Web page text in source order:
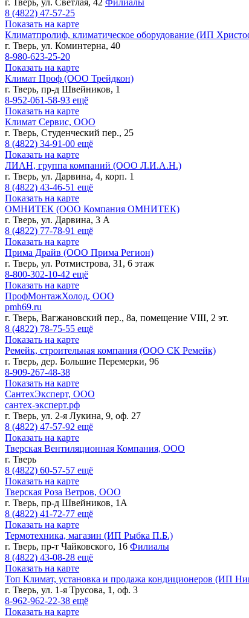
8 (4822) 47-57-25
Показать на карте
Климатпролиф, климатическое оборудование (ИП
г. Тверь, ул. Коминтерна, 40
8-980-623-25-20
Показать на карте
Климат Проф (ООО Трейдкон)
г. Тверь, пр-д Швейников, 1
8-952-061-58-93 ещё
Показать на карте
Климат Сервис, ООО
г. Тверь, Студенческий пер., 25
8 (4822) 34-91-00 ещё
Показать на карте
ЛИАН, группа компаний (ООО Л.И.А.Н.)
г. Тверь, ул. Дарвина, 4, корп. 1
8 (4822) 43-46-51 ещё
Показать на карте
ОМНИТЕК (ООО Компания ОМНИТЕК)
г. Тверь, ул. Дарвина, 3 А
8 (4822) 77-78-91 ещё
Показать на карте
Прима Драйв (ООО Прима Регион)
г. Тверь, ул. Ротмистрова, 31, 6 этаж
8-800-302-10-42 ещё
Показать на карте
ПрофМонтажХолод, ООО
pmh69.ru
г. Тверь, Вагжановский пер., 8а, помещение VIII, 2 эт.
8 (4822) 78-75-55 ещё
Показать на карте
Ремейк, строительная компания (ООО СК Ремейк)
г. Тверь, дер. Большие Перемерки, 96
8-909-267-48-38
Показать на карте
СантехЭксперт, ООО
сантех-эксперт.рф
г. Тверь, ул. 2-я Лукина, 9, оф. 27
8 (4822) 47-57-92 ещё
Показать на карте
Тверская Вентиляционная Компания, ООО
г. Тверь
8 (4822) 60-57-57 ещё
Показать на карте
Тверская Роза Ветров, ООО
г. Тверь, пр-д Швейников, 1А
8 (4822) 41-72-77 ещё
Показать на карте
Термотехника, магазин (ИП Рыбка П.Б.)
г. Тверь, пр-т Чайковского, 16 Филиалы
8 (4822) 43-08-28 ещё
Показать на карте
Топ Климат, установка и продажа кондиционеров (ИП
г. Тверь, ул. 1-я Трусова, 1, оф. 3
8-962-962-22-38 ещё
Показать на карте